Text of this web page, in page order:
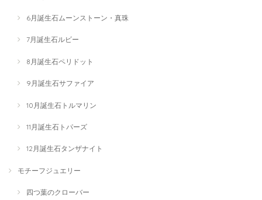
6月誕生石ムーンストーン・真珠
7月誕生石ルビー
8月誕生石ペリドット
9月誕生石サファイア
10月誕生石トルマリン
11月誕生石トパーズ
12月誕生石タンザナイト
モチーフジュエリー
四つ葉のクローバー